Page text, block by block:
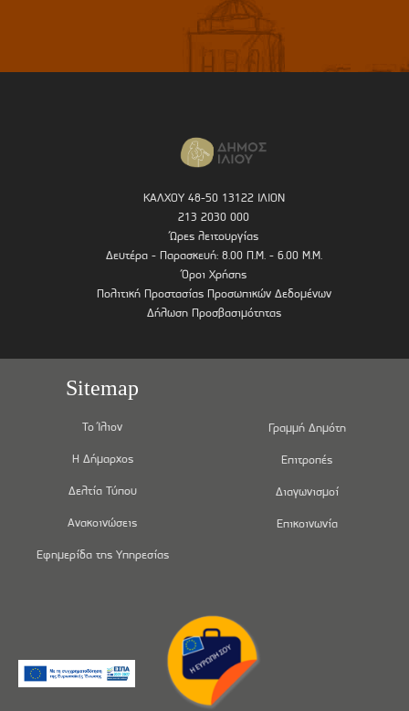
ΚΑΛΧΟΥ 48-50 13122 ΙΛΙΟΝ
213 2030 000
Ώρες λειτουργίας
Δευτέρα - Παρασκευή: 8.00 Π.Μ. - 6.00 Μ.Μ.
Όροι Χρήσης
Πολιτική Προστασίας Προσωπικών Δεδομένων
Δήλωση Προσβασιμότητας
Sitemap
Το Ίλιον
Η Δήμαρχος
Δελτία Τύπου
Ανακοινώσεις
Εφημερίδα της Υπηρεσίας
Γραμμή Δημότη
Επιτροπές
Διαγωνισμοί
Επικοινωνία